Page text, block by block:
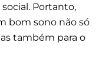
Portanto,
bom sono não só
também para o